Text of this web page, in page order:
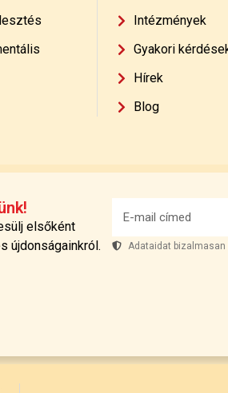
Intézmények
Gyakori
Hírek
Blog
elsőként
újdonságainkról.
Adataidat